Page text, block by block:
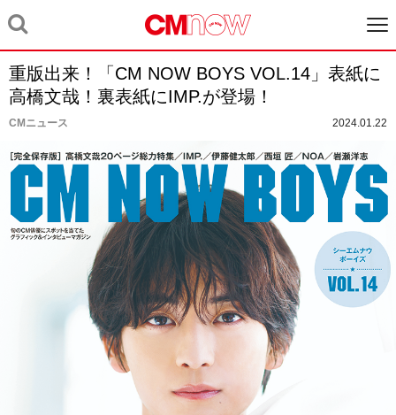
重版出来！「CM NOW BOYS VOL.14」表紙に
高橋文哉！裏表紙にIMP.が登場！
CMニュース 2024.01.22